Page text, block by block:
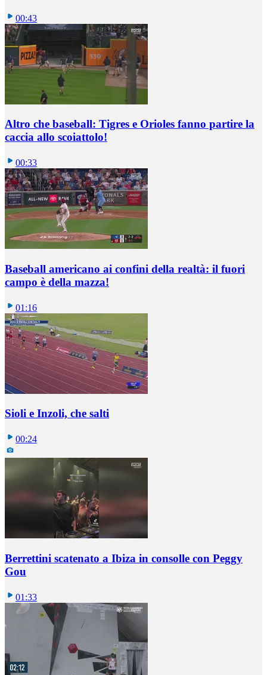
00:43
Altro che baseball: Tigres e Orioles fanno partire la
caccia allo scoiattolo!
00:33
Baseball americano ai confini della realtà: il fuori
campo è della mazza!
01:16
Sioli e Inzoli, che salti
00:24
Berrettini scatenato a Ibiza in consolle con Peggy
Gou
01:33